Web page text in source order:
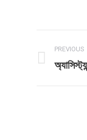
PREVIOUS
Previous